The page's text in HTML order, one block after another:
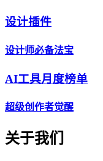
设计插件
设计师必备法宝
AI工具月度榜单
超级创作者觉醒
关于我们